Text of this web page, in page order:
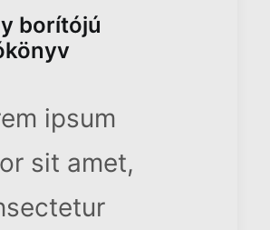
borítójú
ipsum
sit amet,